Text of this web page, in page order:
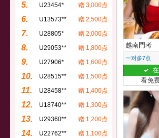
5. U23454* 赠 3,000点
6. U13573** 赠 2,500点
7. U28805* 赠 2,000点
8. U29053** 赠 1,800点
9. U27906* 赠 1,600点
10. U28515** 赠 1,500点
11. U28458** 赠 1,400点
12. U18740** 赠 1,300点
13. U29360** 赠 1,200点
14. U22762** 赠 1,100点
越南門考
一对多7点
看免